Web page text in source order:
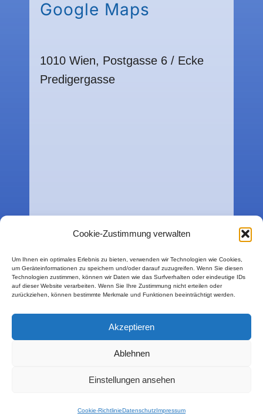
Cookie-Zustimmung verwalten
Um Ihnen ein optimales Erlebnis zu bieten, verwenden wir Technologien wie Cookies,
um Geräteinformationen zu speichern und/oder darauf zuzugreifen. Wenn Sie diesen
Technologien zustimmen, können wir Daten wie das Surfverhalten oder eindeutige IDs
auf dieser Website verarbeiten. Wenn Sie Ihre Zustimmung nicht erteilen oder
zurückziehen, können bestimmte Merkmale und Funktionen beeinträchtigt werden.
Akzeptieren
Ablehnen
Einstellungen ansehen
Cookie-RichtlinieDatenschutzImpressum
Google Maps
1010 Wien, Postgasse 6 / Ecke
Predigergasse